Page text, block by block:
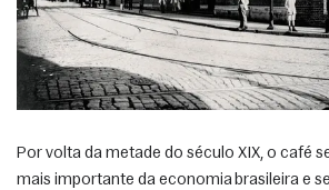
Por volta da metade do século XIX, o café
mais importante da economia brasileira e